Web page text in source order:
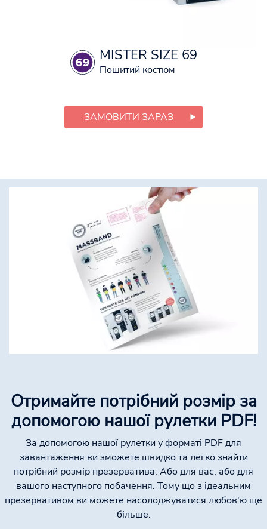
MISTER SIZE 69
Пошитий костюм
ЗАМОВИТИ ЗАРАЗ
Отримайте потрібний розмір за
допомогою нашої рулетки PDF!
За допомогою нашої рулетки у форматі PDF для
завантаження ви зможете швидко та легко знайти
потрібний розмір презерватива. Або для вас, або для
вашого наступного побачення. Тому що з ідеальним
презервативом ви можете насолоджуватися любов'ю ще
більше.